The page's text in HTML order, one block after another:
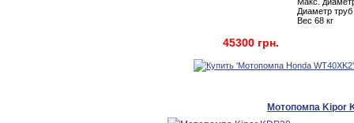
Диаметр
Вес 68 кг
45300 грн.
Мотопомпа Kipor